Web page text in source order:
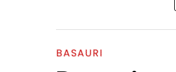
En ese sentido,
entre El Kalero y
los vecinos y vecinas
BASAURI